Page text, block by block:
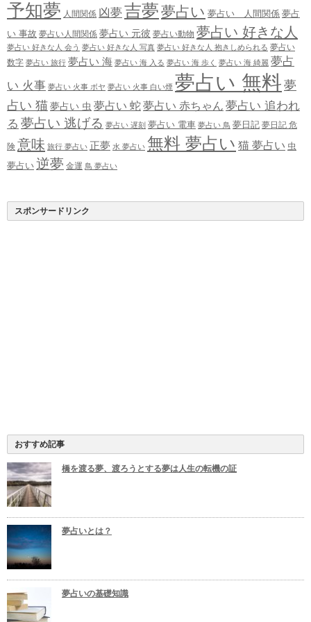
予知夢 人間関係 凶夢 吉夢夢占い 夢占い 人間関係 夢占
い 事故 夢占い人間関係 夢占い 元彼 夢占い動物 夢占い 好きな人
夢占い 好きな人 会う 夢占い 好きな人 写真 夢占い 好きな人 抱きしめられる 夢占い
数字 夢占い 旅行 夢占い 海 夢占い 海 入る 夢占い 海 歩く 夢占い 海 綺麗 夢占
い 火事 夢占い 火事 ボヤ 夢占い 火事 白い煙 夢占い 無料 夢
占い 猫夢占い 虫 夢占い 蛇夢占い 赤ちゃん 夢占い 追われ
る 夢占い 逃げる 夢占い 遅刻 夢占い 電車 夢占い 鳥 夢日記 夢日記 危
険 意味 旅行 夢占い 正夢 水 夢占い 無料 夢占い 猫 夢占い 虫
夢占い 逆夢 金運 鳥 夢占い
スポンサードリンク
おすすめ記事
橋を渡る夢、渡ろうとする夢は人生の転機の証
夢占いとは？
夢占いの基礎知識